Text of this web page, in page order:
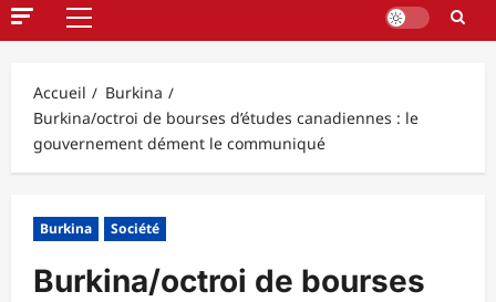
Menu
Accueil
Burkina
Burkina/octroi de bourses d’études canadiennes : le
gouvernement dément le communiqué
Burkina Société
Burkina/octroi de bourses